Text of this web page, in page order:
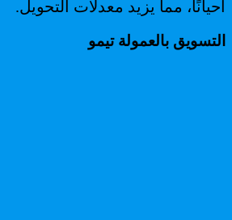
أحيانًا، مما يزيد معدلات التحويل.
التسويق بالعمولة تيمو